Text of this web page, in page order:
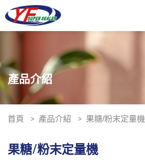
產品介紹
首頁 產品介紹 果糖/粉末定量機
果糖/粉末定量機